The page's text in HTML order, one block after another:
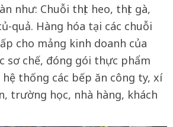
như: Chuỗi thịt heo, thịt gà,
quả. Hàng hóa tại các chuỗi
cho mảng kinh doanh của
sơ chế, đóng gói thực phẩm
thống các bếp ăn công ty, xí
trường học, nhà hàng, khách